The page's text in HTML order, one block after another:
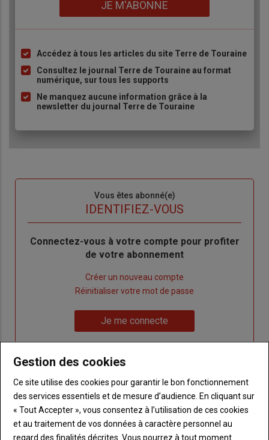
JE M'ABONNE
Liste
à
puce
Accédez à tous les articles du site Terre de Touraine
Consultez le journal Terre de Touraine au format
numérique, sur tous les supports
Ne manquez aucune information grâce à la
newsletter du journal Terre de Touraine
Vous êtes abonné(e)
IDENTIFIEZ-VOUS
Body
Connectez-vous à votre compte pour profiter
de votre abonnement
Créer un nouveau compte
passe"
Réinitialiser votre mot de passe
me
connecte"
Je me connecte
Sous-
titre
Vous n'êtes pas abonné(e)
TITRE CRÉEZ UN COMPTE
BodyChoisissez votre formule et créez votre
Gestion des cookies
Ce site utilise des cookies pour garantir le bon fonctionnement
des services essentiels et de mesure d’audience. En cliquant sur
« Tout Accepter », vous consentez à l’utilisation de ces cookies
et au traitement de vos données à caractère personnel au
regard des finalités décrites. Vous pourrez à tout moment